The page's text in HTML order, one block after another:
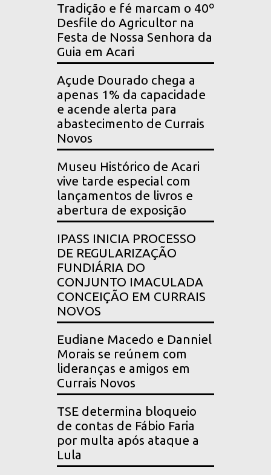
Tradição e fé marcam o 40º
Desfile do Agricultor na
Festa de Nossa Senhora da
Guia em Acari
Açude Dourado chega a
apenas 1% da capacidade
e acende alerta para
abastecimento de Currais
Novos
Museu Histórico de Acari
vive tarde especial com
lançamentos de livros e
abertura de exposição
IPASS INICIA PROCESSO
DE REGULARIZAÇÃO
FUNDIÁRIA DO
CONJUNTO IMACULADA
CONCEIÇÃO EM CURRAIS
NOVOS
Eudiane Macedo e Danniel
Morais se reúnem com
lideranças e amigos em
Currais Novos
TSE determina bloqueio
de contas de Fábio Faria
por multa após ataque a
Lula